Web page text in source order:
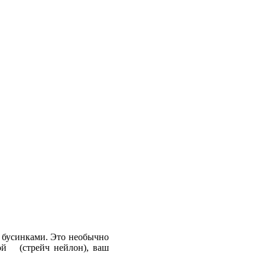
Это необычно
(стрейч нейлон), ваш